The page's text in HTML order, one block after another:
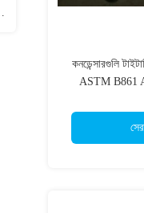
কনডেন্সারগুলি
ASTM B861